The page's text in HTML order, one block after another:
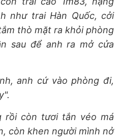
như trai Hàn Quốc, cởi
thò mặt ra khỏi phòng
sau để anh ra mở cửa
anh cứ vào phòng đi,
rồi còn tươi tắn véo má
còn khen người mình nở